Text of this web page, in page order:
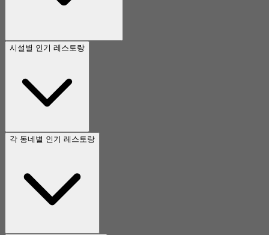
시설별 인기 레스토랑
각 동네별 인기 레스토랑